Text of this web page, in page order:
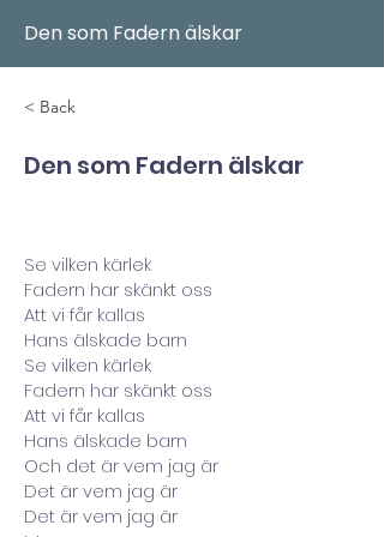
Den som Fadern älskar
< Back
Den som Fadern älskar
Se vilken kärlek
Fadern har skänkt oss
Att vi får kallas
Hans älskade barn
Se vilken kärlek
Fadern har skänkt oss
Att vi får kallas
Hans älskade barn
Och det är vem jag är
Det är vem jag är
Det är vem jag är